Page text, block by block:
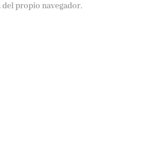
propio navegador.